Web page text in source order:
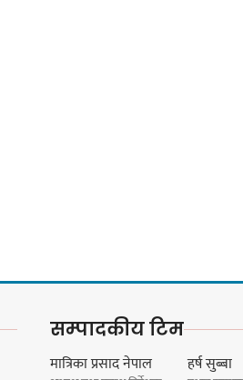
सीमित
हर्क साम्पाङको
गर्ने निर्णय विरुद्ध ३४
सम्पादकीय टिम
मात्रिका प्रसाद नेपाल हर्ष सुब्बा